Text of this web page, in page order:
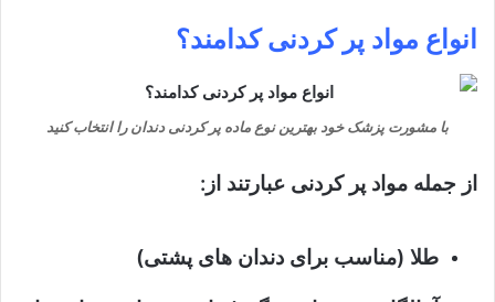
انواع مواد پر کردنی کدامند؟
با مشورت پزشک خود بهترین نوع ماده پر کردنی دندان را انتخاب کنید
از جمله مواد پر کردنی عبارتند از:
طلا (مناسب برای دندان های پشتی)